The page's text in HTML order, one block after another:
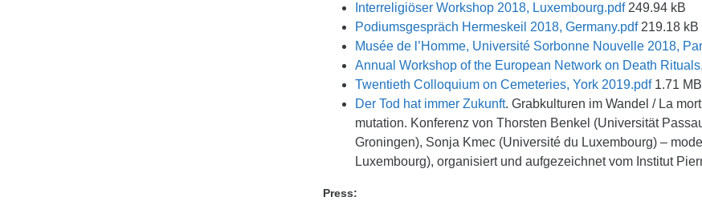
Interreligiöser Workshop 2018, Luxembourg.pdf249.94 kB
Podiumsgespräch Hermeskeil 2018, Germany.pdf219.18 kB
Musée de l’Homme, Université Sorbonne Nouvelle 2018,
Annual Workshop of the European Network on Death
Twentieth Colloquium on Cemeteries, York 2019.pdf1.71 MB
Der Tod hat immer Zukunft. Grabkulturen im Wandel / La
mutation. Konferenz von Thorsten Benkel (Universität
Groningen), Sonja Kmec (Université du Luxembourg) –
Luxembourg), organisiert und aufgezeichnet vom Institut
Press: